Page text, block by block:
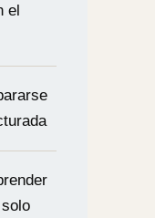
el